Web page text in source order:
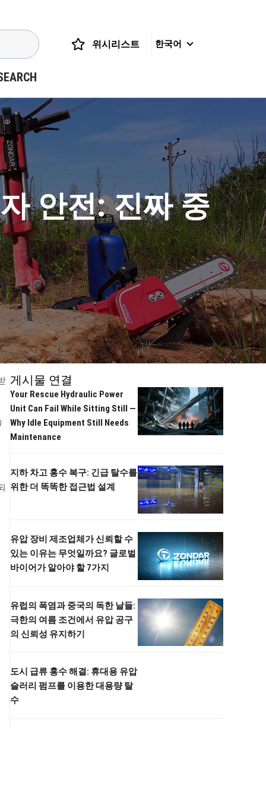
위시리스트 한국어
안전: 진짜 중
게시물 연결
Your Rescue Hydraulic Power
Unit Can Fail While Sitting Still —
Why Idle Equipment Still Needs
Maintenance
지하 차고 홍수 복구: 긴급 탈수를
위한 더 똑똑한 접근법 설계
유압 장비 제조업체가 신뢰할 수
있는 이유는 무엇일까요? 글로벌
바이어가 알아야 할 7가지
유럽의 폭염과 중국의 독한 날들:
극한의 여름 조건에서 유압 공구
의 신뢰성 유지하기
도시 급류 홍수 해결: 휴대용 유압
슬러리 펌프를 이용한 대용량 탈
수